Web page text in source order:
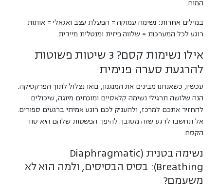
המוח.
במילים אחרות: נשימה עמוקה = הפעלת עצב ואגאלי = אותות
רוגע לכל המערכות = שלווה פיזית ומנטלית מיידית.
אילו נשימות קסם? 3 שיטות פשוטות
להרגעת סערה פנימית
עכשיו, כשאנחנו מבינים את המנגנון, בואו נצלול לתוך הפרקטיקה.
הנה שלושה תרגילי נשימה קלאסיים ומוכחים מיוגה, שיכולים
להחזיר אתכם למרכז, ולהעניק לכם רוגע אמיתי ברגעים ספורים.
אל תחשבו לרגע שזה מסובך. להיפך. הפשטות שלהם היא סוד
הקסם.
נשימה בטנית (Diaphragmatic
Breathing): בסיס הבסיסים, ולמה הוא לא
משעמם?